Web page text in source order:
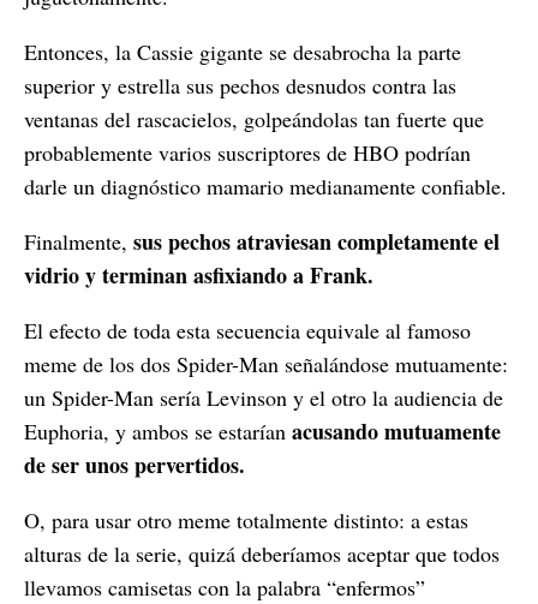
Entonces, la Cassie gigante se desabrocha la parte
superior y estrella sus pechos desnudos contra las
ventanas del rascacielos, golpeándolas tan fuerte que
probablemente varios suscriptores de HBO podrían
darle un diagnóstico mamario medianamente confiable.
Finalmente, sus pechos atraviesan completamente el
vidrio y terminan asfixiando a Frank.
El efecto de toda esta secuencia equivale al famoso
meme de los dos Spider-Man señalándose mutuamente:
un Spider-Man sería Levinson y el otro la audiencia de
Euphoria, y ambos se estarían acusando mutuamente
de ser unos pervertidos.
O, para usar otro meme totalmente distinto: a estas
alturas de la serie, quizá deberíamos aceptar que todos
llevamos camisetas con la palabra “enfermos”